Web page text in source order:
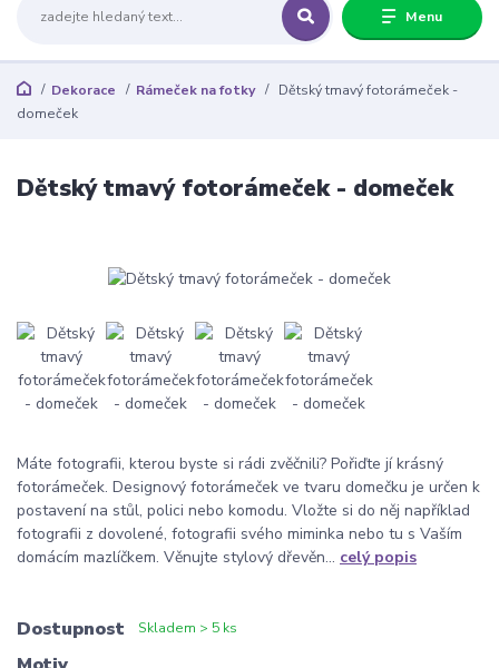
Menu
Dekorace Rámeček na fotky
Dětský tmavý fotorámeček -
domeček
Dětský tmavý fotorámeček - domeček
Máte fotografii, kterou byste si rádi zvěčnili? Pořiďte jí krásný
fotorámeček. Designový fotorámeček ve tvaru domečku je určen k
postavení na stůl, polici nebo komodu. Vložte si do něj například
fotografii z dovolené, fotografii svého miminka nebo tu s Vaším
domácím mazlíčkem. Věnujte stylový dřevěn... celý popis
Dostupnost Skladem > 5 ks